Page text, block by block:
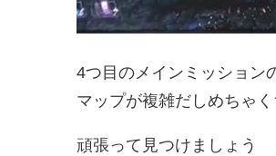
4つ目のメインミッション
マップが複雑だしめちゃく
頑張って見つけましょう